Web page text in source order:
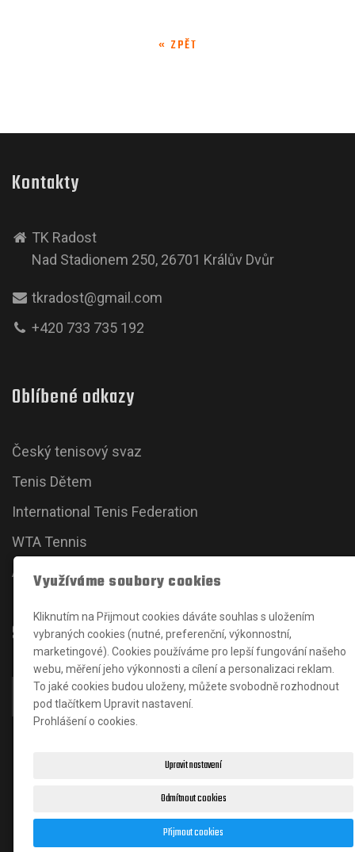
« ZPĚT
Kontakty
TK Radost
Nad Stadionem 250, 26701 Králův Dvůr
tkradost@gmail.com
+420 733 735 192
Oblíbené odkazy
Český tenisový svaz
Tenis Dětem
International Tenis Federation
WTA Tennis
ATP Tour
Sociální sítě
© 2024Jan Karšňák|Matěj Solucev- správce
Využíváme soubory cookies
Kliknutím na Přijmout cookies dáváte souhlas s uložením
vybraných cookies (nutné, preferenční, výkonnostní,
marketingové). Cookies používáme pro lepší fungování našeho
webu, měření jeho výkonnosti a cílení a personalizaci reklam.
To jaké cookies budou uloženy, můžete svobodně rozhodnout
pod tlačítkem Upravit nastavení.
Prohlášení o cookies.
Upravit nastavení
Odmítnout cookies
Přijmout cookies